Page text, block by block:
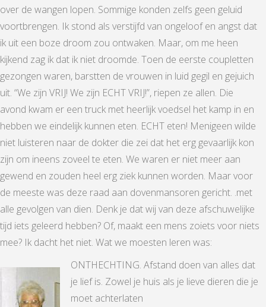
over de wangen lopen. Sommige konden zelfs geen geluid
voortbrengen. Ik stond als verstijfd van ongeloof en angst dat
ik uit een boze droom zou ontwaken. Maar, om me heen
kijkend zag ik dat ik niet droomde. Toen de eerste coupletten
gezongen waren, barstten de vrouwen in luid gegil en gejuich
uit. “We zijn VRIJ! We zijn ECHT VRIJ!”, riepen ze allen. Die
avond kwam er een truck met heerlijk voedsel het kamp in en
hebben we eindelijk kunnen eten. ECHT eten! Menigeen wilde
niet luisteren naar de dokter die zei dat het erg gevaarlijk kon
zijn om ineens zoveel te eten. We waren er niet meer aan
gewend en zouden heel erg ziek kunnen worden. Maar voor
de meeste was deze raad aan dovenmansoren gericht. .met
alle gevolgen van dien. Denk je dat wij van deze afschuwelijke
tijd iets geleerd hebben? Of, maakt een mens zoiets voor niets
mee? Ik dacht het niet. Wat we moesten leren was:
ONTHECHTING. Afstand doen van alles dat
je lief is. Zowel je huis als je lieve dieren die je
moet achterlaten